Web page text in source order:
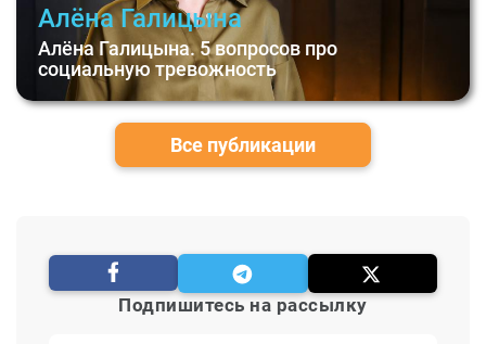
Алёна Галицына
Алёна Галицына. 5 вопросов про
социальную тревожность
Все публикации
Подпишитесь на рассылку